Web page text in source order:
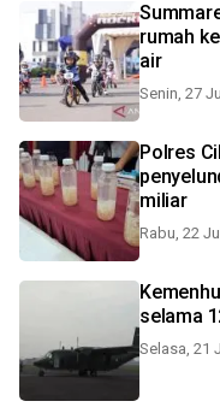
rumah
air
Senin, 27
Polres
miliar
Rabu, 22
selama
Selasa, 21